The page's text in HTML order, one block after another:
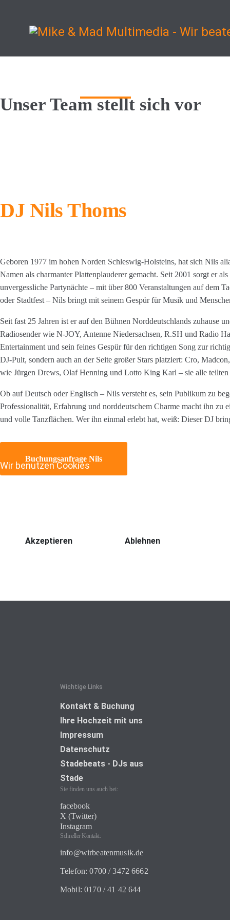
Unser Team stellt sich vor
DJ Nils Thoms
Geboren 1977 im hohen Norden Schleswig-Holsteins, hat sich Nils
Namen als charmanter Plattenplauderer gemacht. Seit 2001 sorgt er
unvergessliche Partynächte – mit über 800 Veranstaltungen auf dem
oder Stadtfest – Nils bringt mit seinem Gespür für Musik und
Seit fast 25 Jahren ist er auf den Bühnen Norddeutschlands zuhause
Radiosender wie N-JOY, Antenne Niedersachsen, R.SH und Radio
Entertainment und sein feines Gespür für den richtigen Song zur
DJ-Pult, sondern auch an der Seite großer Stars platziert: Cro,
wie Jürgen Drews, Olaf Henning und Lotto King Karl – sie alle
Ob auf Deutsch oder Englisch – Nils versteht es, sein Publikum zu
Professionalität, Erfahrung und norddeutschem Charme macht ihn zu
und volle Tanzflächen. Wer ihn einmal erlebt hat, weiß: Dieser DJ
Buchungsanfrage Nils
Wichtige Links
Kontakt & Buchung
Ihre Hochzeit mit uns
Impressum
Datenschutz
Stadebeats - DJs aus
Stade
Sie finden uns auch bei:
facebook
X (Twitter)
Instagram
Schneller Kontakt:
info@wirbeatenmusik.de
Telefon: 0700 / 3472 6662
Mobil: 0170 / 41 42 644
Wir benutzen Cookies
Akzeptieren Ablehnen